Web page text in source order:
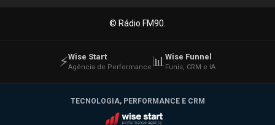
© Rádio FM90.
⚡Wise Start
Agência de Performance 📊 Wise Funnel
Funis, CRM e IA
TECNOLOGIA, PERFORMANCE E CRM